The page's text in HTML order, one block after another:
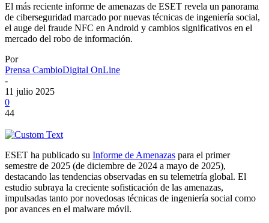
El más reciente informe de amenazas de ESET revela un panorama
de ciberseguridad marcado por nuevas técnicas de ingeniería social,
el auge del fraude NFC en Android y cambios significativos en el
mercado del robo de información.
Por
Prensa CambioDigital OnLine
-
11 julio 2025
0
44
ESET ha publicado su Informe de Amenazas para el primer
semestre de 2025 (de diciembre de 2024 a mayo de 2025),
destacando las tendencias observadas en su telemetría global. El
estudio subraya la creciente sofisticación de las amenazas,
impulsadas tanto por novedosas técnicas de ingeniería social como
por avances en el malware móvil.